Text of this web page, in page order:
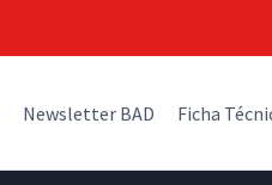
Newsletter BAD Ficha